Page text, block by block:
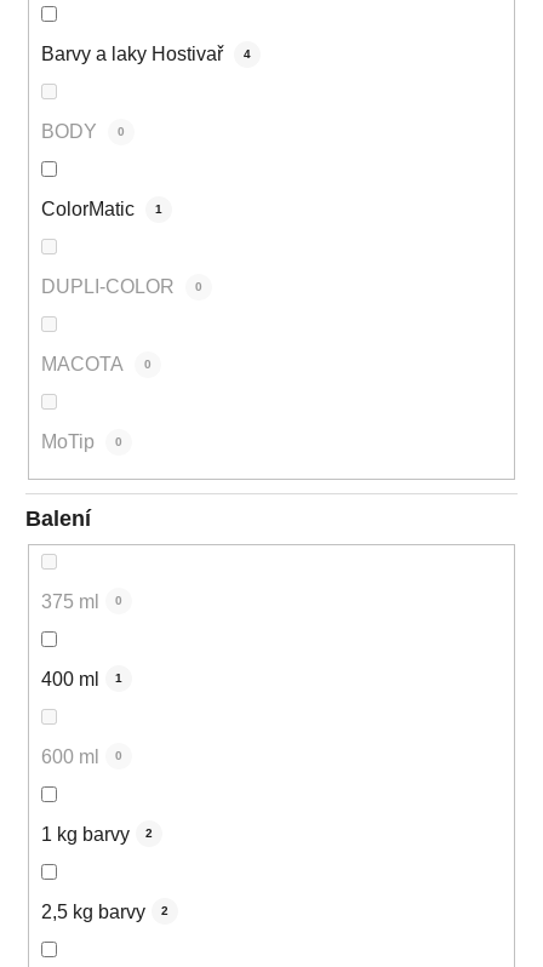
Barvy a laky Hostivař 4
BODY 0
ColorMatic 1
DUPLI-COLOR 0
MACOTA 0
MoTip 0
Balení
375 ml 0
400 ml 1
600 ml 0
1 kg barvy 2
2,5 kg barvy 2